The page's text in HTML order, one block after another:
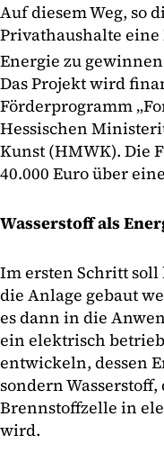
Auf diesem Weg, so
Privathaushalte
Energie zu
Das Projekt wird
Förderprogramm
Hessischen
Kunst (HMWK). Die
40.000 Euro über
Wasserstoff als
Im ersten Schritt
die Anlage gebaut
es dann in die
ein elektrisch
entwickeln, dessen
sondern
Brennstoffzelle in
wird.